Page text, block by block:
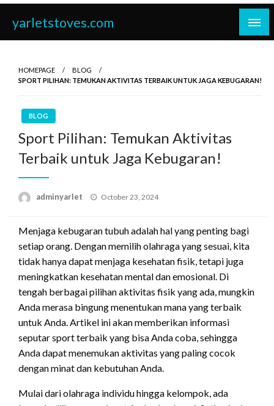
Skip
content
yarletstoves.com
HOMEPAGE
BLOG
SPORT PILIHAN: TEMUKAN AKTIVITAS TERBAIK UNTUK JAGA KEBUGARAN!
BLOG
Sport Pilihan: Temukan Aktivitas
Terbaik untuk Jaga Kebugaran!
adminyarlet
Posted
October 23, 2024
Menjaga kebugaran tubuh adalah hal yang penting bagi
setiap orang. Dengan memilih olahraga yang sesuai, kita
tidak hanya dapat menjaga kesehatan fisik, tetapi juga
meningkatkan kesehatan mental dan emosional. Di
tengah berbagai pilihan aktivitas fisik yang ada, mungkin
Anda merasa bingung menentukan mana yang terbaik
untuk Anda. Artikel ini akan memberikan informasi
seputar sport terbaik yang bisa Anda coba, sehingga
Anda dapat menemukan aktivitas yang paling cocok
dengan minat dan kebutuhan Anda.
Mulai dari olahraga individu hingga kelompok, ada